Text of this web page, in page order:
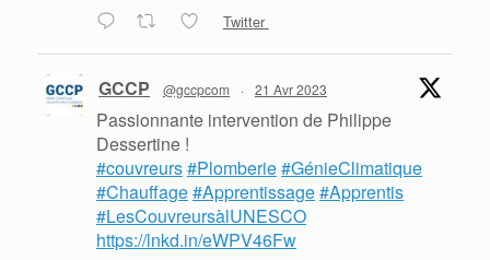
Twitter
GCCP @gccpcom · 21 Avr 2023
Passionnante intervention de Philippe
Dessertine !
#couvreurs#Plomberie#GénieClimatique
#Chauffage#Apprentissage#Apprentis
#LesCouvreursàlUNESCO
https://lnkd.in/eWPV46Fw